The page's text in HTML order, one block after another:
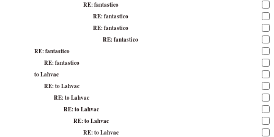
RE: fantastico
RE: fantastico
RE: fantastico
RE: fantastico
RE: fantastico
RE: fantastico
to Lahvac
RE: to Lahvac
RE: to Lahvac
RE: to Lahvac
RE: to Lahvac
RE: to Lahvac